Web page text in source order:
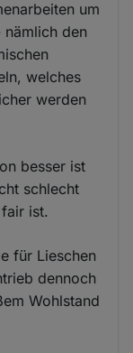
um
den
welches
werden
besser ist
schlecht
ist.
für Lieschen
dennoch
Wohlstand